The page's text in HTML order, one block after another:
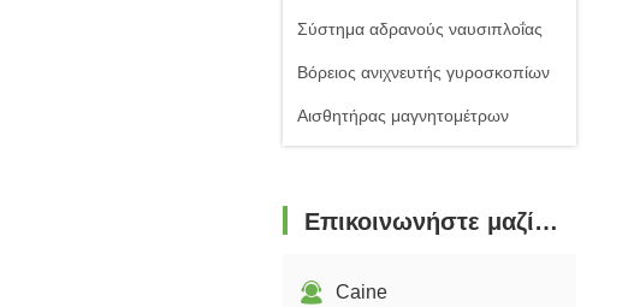
Σύστημα αδρανούς ναυσιπλοΐας
Βόρειος ανιχνευτής γυροσκοπίων
Αισθητήρας μαγνητομέτρων
Επικοινωνήστε μαζί μας
Caine